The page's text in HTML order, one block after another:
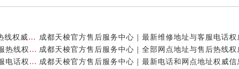
成都天梭官方售后服务中心｜网点地址及售后服务热线权威信息公示（2026年7月最新）
成都天梭官方售后服务中心｜详细地址与24小时客服热线权威信息公示（2026年7月最新）
成都天梭官方售后服务中心｜详细地址与24小时客服电话权威信息公示（2026年7月最新）